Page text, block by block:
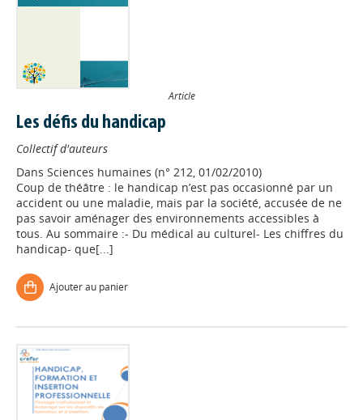
Article
Les défis du handicap
Collectif d'auteurs
Dans Sciences humaines (n° 212, 01/02/2010)
Coup de théâtre : le handicap n’est pas occasionné par un
accident ou une maladie, mais par la société, accusée de ne
pas savoir aménager des environnements accessibles à
tous. Au sommaire :- Du médical au culturel- Les chiffres du
handicap- que[...]
Ajouter au panier